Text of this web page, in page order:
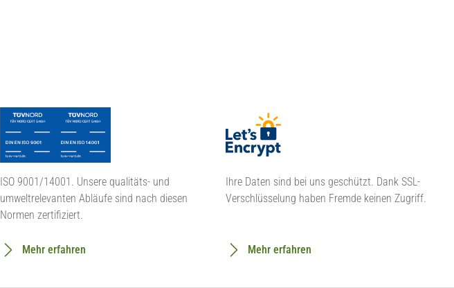
ISO 9001/14001. Unsere qualitäts- und
umweltrelevanten Abläufe sind nach diesen
Normen zertifiziert.
Mehr erfahren
Ihre Daten sind bei uns geschützt. Dank SSL-
Verschlüsselung haben Fremde keinen Zugriff.
Mehr erfahren